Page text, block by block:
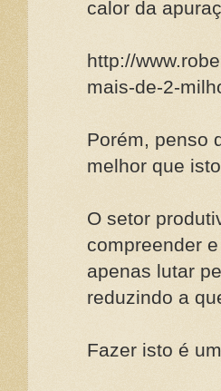
calor da
http://
mais-de-2-
Porém, penso
melhor que
O setor
compreender
apenas lutar
reduzindo a
Fazer isto é